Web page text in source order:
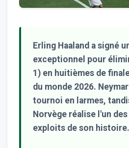
Erling Haaland a signé
exceptionnel pour
1) en huitièmes de
du monde 2026.
tournoi en larmes,
Norvège réalise l'un
exploits de son histoire.